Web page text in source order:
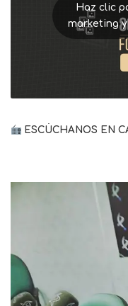
Haz clic
marketing
ESCÚCHANOS EN